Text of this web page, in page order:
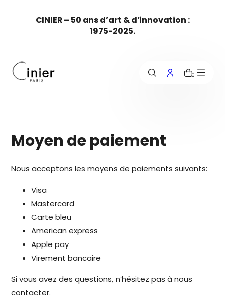
CINIER – 50 ans d’art & d’innovation :
1975-2025.
0
Moyen de paiement
Nous acceptons les moyens de paiements suivants:
Visa
Mastercard
Carte bleu
American express
Apple pay
Virement bancaire
Si vous avez des questions, n’hésitez pas à nous
contacter.